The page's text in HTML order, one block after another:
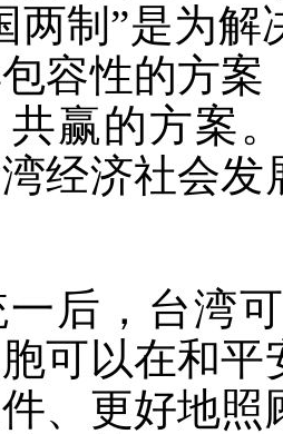
两制”是为
容性的方
赢的方案
经济社会
后，台湾
可以在和
、更好地